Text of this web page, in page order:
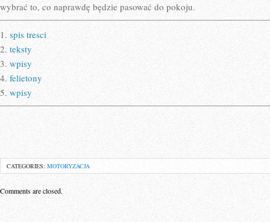
wybrać to, co naprawdę będzie pasować do pokoju.
1. spis tresci
2. teksty
3. wpisy
4. felietony
5. wpisy
CATEGORIES: MOTORYZACJA
Comments are closed.